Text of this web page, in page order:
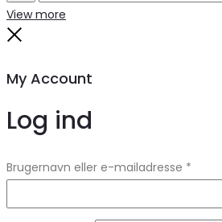
Search
View more
My Account
Log ind
Brugernavn eller e-mailadresse *